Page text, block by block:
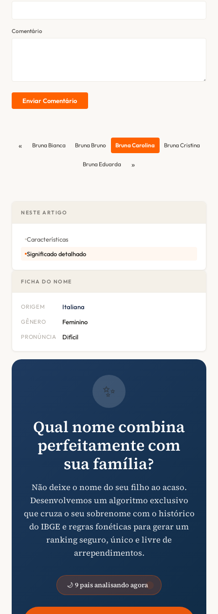
Comentário
Enviar Comentário
« Bruna Bianca Bruna Bruno Bruna Carolina Bruna Cristina
Bruna Eduarda »
NESTE ARTIGO
Características
Significado detalhado
FICHA DO NOME
ORIGEM Italiana
GÊNERO Feminino
PRONÚNCIA Difícil
✨
Qual nome combina
perfeitamente com
sua família?
Não deixe o nome do seu filho ao acaso.
Desenvolvemos um algoritmo exclusivo
que cruza o seu sobrenome com o histórico
do IBGE e regras fonéticas para gerar um
ranking seguro, único e livre de
arrependimentos.
🌙 9 pais analisando agora